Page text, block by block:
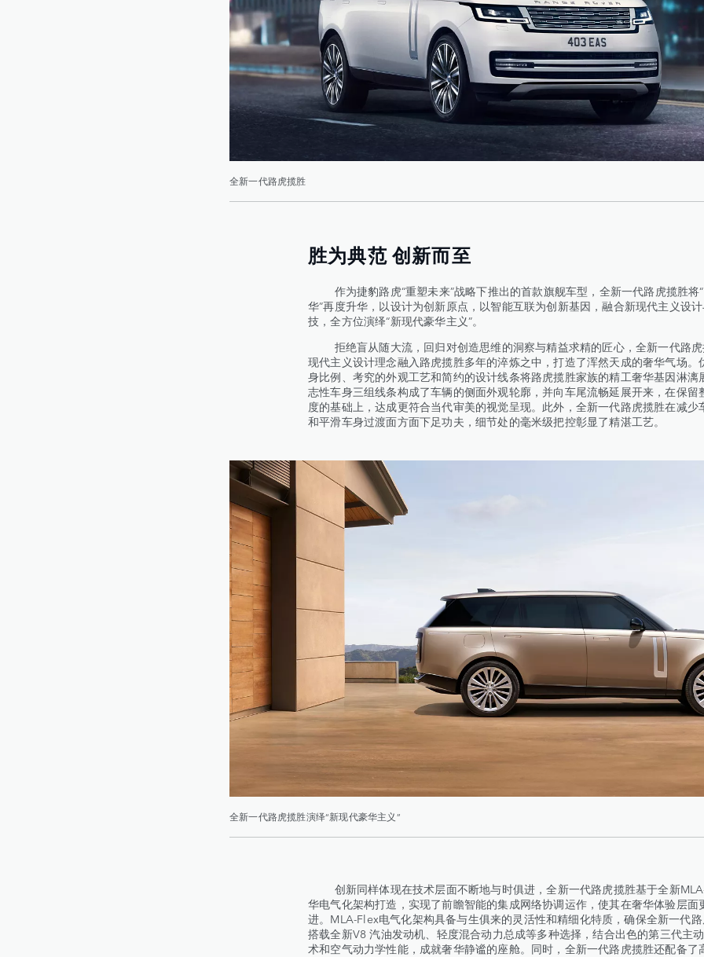
全新一代路虎揽胜
胜为典范 创新而至
作为捷豹路虎“重塑未来”战略下推出的首款旗舰车型，全新一代路虎揽胜将
华”再度升华，以设计为创新原点，以智能互联为创新基因，融合新现代主义设
技，全方位演绎“新现代豪华主义”。
拒绝盲从随大流，回归对创造思维的洞察与精益求精的匠心，全新一代路
现代主义设计理念融入路虎揽胜多年的淬炼之中，打造了浑然天成的奢华气场。
身比例、考究的外观工艺和简约的设计线条将路虎揽胜家族的精工奢华基因淋漓
志性车身三组线条构成了车辆的侧面外观轮廓，并向车尾流畅延展开来，在保留
度的基础上，达成更符合当代审美的视觉呈现。此外，全新一代路虎揽胜在减少
和平滑车身过渡面方面下足功夫，细节处的毫米级把控彰显了精湛工艺。
全新一代路虎揽胜演绎“新现代豪华主义”
创新同样体现在技术层面不断地与时俱进，全新一代路虎揽胜基于全新
华电气化架构打造，实现了前瞻智能的集成网络协调运作，使其在奢华体验层面
进。MLA-Flex电气化架构具备与生俱来的灵活性和精细化特质，确保全新一代
搭载全新V8 汽油发动机、轻度混合动力总成等多种选择，结合出色的第三代主
术和空气动力学性能，成就奢华静谧的座舱。同时，全新一代路虎揽胜还配备了